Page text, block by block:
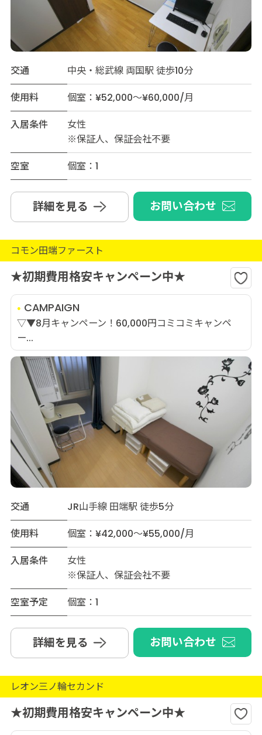
交通
中央・総武線 両国駅 徒歩10分
使用料
個室：¥52,000～¥60,000/月
入居条件
女性
※保証人、保証会社不要
空室
個室：1
詳細を見る お問い合わせ
コモン田端ファースト
★初期費用格安キャンペーン中★
CAMPAIGN
▽▼8月キャンペーン！60,000円コミコミキャンペ
ー...
交通
JR山手線 田端駅 徒歩5分
使用料
個室：¥42,000～¥55,000/月
入居条件
女性
※保証人、保証会社不要
空室予定
個室：1
詳細を見る お問い合わせ
レオン三ノ輪セカンド
★初期費用格安キャンペーン中★